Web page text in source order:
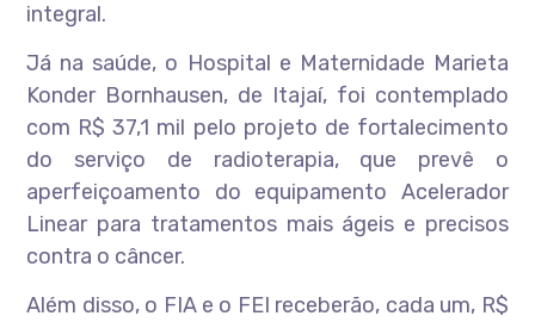
integral.
Já na saúde, o Hospital e Maternidade Marieta
Konder Bornhausen, de Itajaí, foi contemplado
com R$ 37,1 mil pelo projeto de fortalecimento
do serviço de radioterapia, que prevê o
aperfeiçoamento do equipamento Acelerador
Linear para tratamentos mais ágeis e precisos
contra o câncer.
Além disso, o FIA e o FEI receberão, cada um, R$